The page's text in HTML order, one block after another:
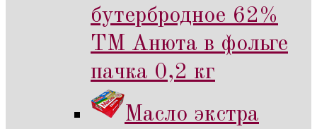
бутербродное 62%
ТМ Анюта в фольге
пачка 0,2 кг
Масло экстра